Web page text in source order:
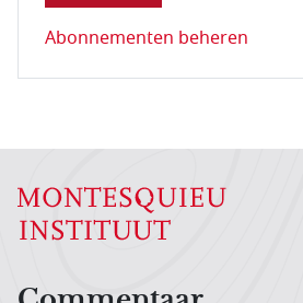
Abonnementen beheren